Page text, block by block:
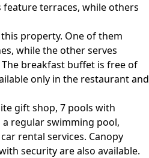
terraces, while others
property. One of them
while the other serves
breakfast buffet is free of
only in the restaurant and
gift shop, 7 pools with
regular swimming pool,
rental services. Canopy
security are also available.